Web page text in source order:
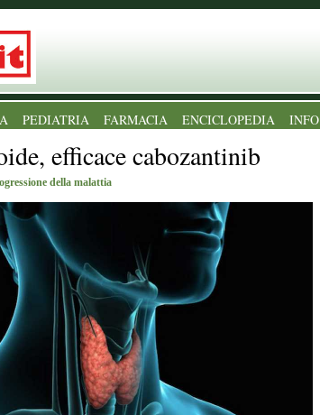
PEDIATRIA FARMACIA ENCICLOPEDIA INFO
efficace cabozantinib
della malattia